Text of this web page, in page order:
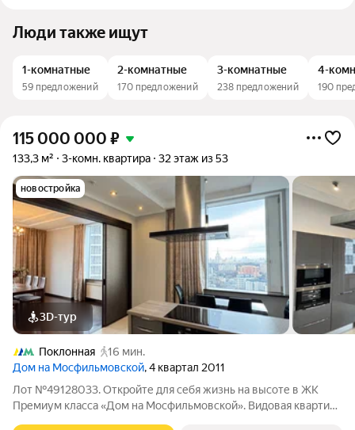
Люди также ищут
1-комнатные
59 предложений
2-комнатные
170 предложений
3-комнатные
238 предложений
4-
190
115 000 000 ₽
133,3 м² 3-комн. квартира 32 этаж из 53
новостройка
3D-тур
Поклонная
16 мин.
Дом на Мосфильмовской, 4 квартал 2011
Лот №49128033. Откройте для себя жизнь на высоте в ЖК
Премиум класса «Дом на Мосфильмовской». Видовая квартира